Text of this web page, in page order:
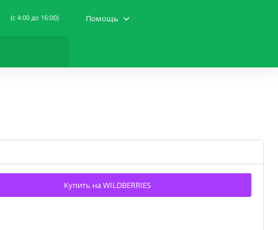
(c 4:00 до 16:00) Помощь
Купить на WILDBERRIES